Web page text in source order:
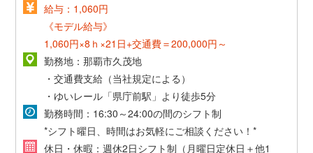
給与：1,060円
《モデル給与》
1,060円×8ｈ×21日+交通費＝200,000円～
勤務地：那覇市久茂地
・交通費支給（当社規定による）
・ゆいレール「県庁前駅」より徒歩5分
勤務時間：16:30～24:00の間のシフト制
*シフト曜日、時間はお気軽にご相談ください！*
休日・休暇：週休2日シフト制（月曜日定休日＋他1